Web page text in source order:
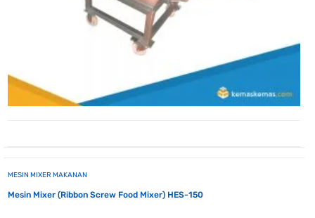
MESIN MIXER MAKANAN
Mesin Mixer (Ribbon Screw Food Mixer) HES-150